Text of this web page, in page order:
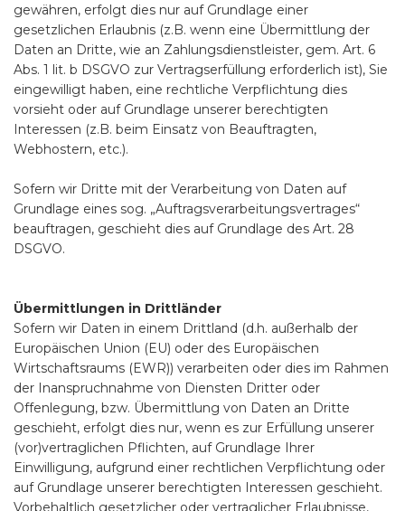
gewähren, erfolgt dies nur auf Grundlage einer
gesetzlichen Erlaubnis (z.B. wenn eine Übermittlung der
Daten an Dritte, wie an Zahlungsdienstleister, gem. Art. 6
Abs. 1 lit. b DSGVO zur Vertragserfüllung erforderlich ist), Sie
eingewilligt haben, eine rechtliche Verpflichtung dies
vorsieht oder auf Grundlage unserer berechtigten
Interessen (z.B. beim Einsatz von Beauftragten,
Webhostern, etc.).
Sofern wir Dritte mit der Verarbeitung von Daten auf
Grundlage eines sog. „Auftragsverarbeitungsvertrages“
beauftragen, geschieht dies auf Grundlage des Art. 28
DSGVO.
Übermittlungen in Drittländer
Sofern wir Daten in einem Drittland (d.h. außerhalb der
Europäischen Union (EU) oder des Europäischen
Wirtschaftsraums (EWR)) verarbeiten oder dies im Rahmen
der Inanspruchnahme von Diensten Dritter oder
Offenlegung, bzw. Übermittlung von Daten an Dritte
geschieht, erfolgt dies nur, wenn es zur Erfüllung unserer
(vor)vertraglichen Pflichten, auf Grundlage Ihrer
Einwilligung, aufgrund einer rechtlichen Verpflichtung oder
auf Grundlage unserer berechtigten Interessen geschieht.
Vorbehaltlich gesetzlicher oder vertraglicher Erlaubnisse,